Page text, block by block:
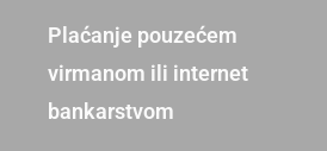
Plaćanje pouzećem
virmanom ili internet
bankarstvom